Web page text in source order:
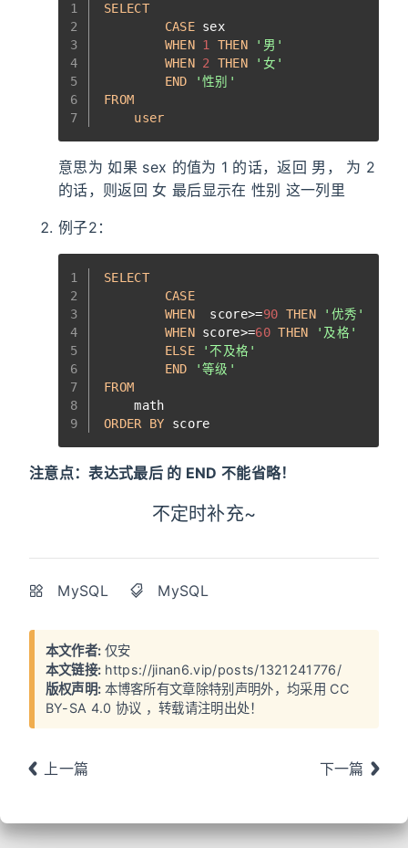
1
2
3
4
5
6
7
SELECT
CASE sex
WHEN 1 THEN
'男'
WHEN 2 THEN
'女'
END
'性别'
FROM
user
意思为 如果 sex 的值为 1 的话，返回 男， 为 2
的话，则返回 女 最后显示在 性别 这一列里
例子2：
1
2
3
4
5
6
7
8
9
SELECT
CASE
WHEN
  score
>=90 THEN
'优秀'
WHEN score>=60 THEN
'及格'
ELSE
'不及格'
END
'等级'
FROM
    math
ORDER
BY score
注意点：表达式最后 的 END 不能省略！
不定时补充~
MySQL MySQL
本文作者: 仅安
本文链接: https://jinan6.vip/posts/1321241776/
版权声明: 本博客所有文章除特别声明外，均采用 CC
BY-SA 4.0 协议 ，转载请注明出处！
上一篇 下一篇